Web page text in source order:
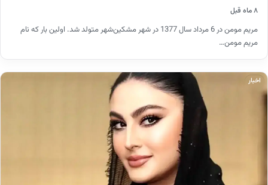
۸ ماه قبل
مریم مومن در 6 مرداد سال 1377 در شهر مشکین‌شهر متولد شد. اولین بار که نام
مریم مومن…
اخبار